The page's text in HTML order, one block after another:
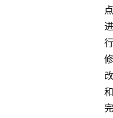
点
进
行
修
改
和
完